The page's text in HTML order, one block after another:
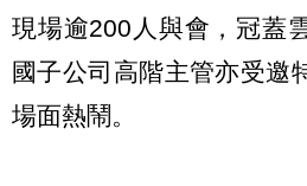
現場逾200人與會，冠蓋
國子公司高階主管亦受邀
場面熱鬧。